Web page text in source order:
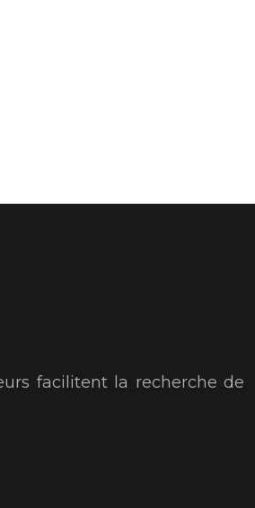
facilitent la recherche de